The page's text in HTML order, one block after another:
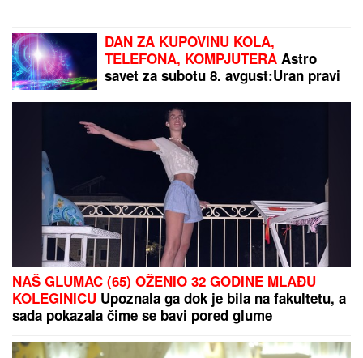
DAN ZA KUPOVINU KOLA,
TELEFONA, KOMPJUTERA Astro
savet za subotu 8. avgust:Uran pravi
donosi novac i ljubav
NAŠ GLUMAC (65) OŽENIO 32 GODINE MLAĐU
KOLEGINICU Upoznala ga dok je bila na fakultetu, a
sada pokazala čime se bavi pored glume